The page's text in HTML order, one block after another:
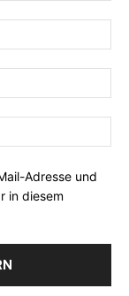
Adresse und
in diesem